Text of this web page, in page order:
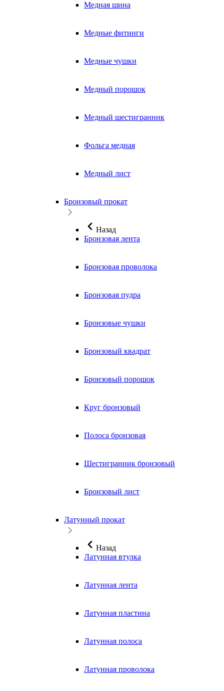
Медная шина
Медные фитинги
Медные чушки
Медный порошок
Медный шестигранник
Фольга медная
Медный лист
Бронзовый прокат
Назад
Бронзовая лента
Бронзовая проволока
Бронзовая пудра
Бронзовые чушки
Бронзовый квадрат
Бронзовый порошок
Круг бронзовый
Полоса бронзовая
Шестигранник бронзовый
Бронзовый лист
Латунный прокат
Назад
Латунная втулка
Латунная лента
Латунная пластина
Латунная полоса
Латунная проволока